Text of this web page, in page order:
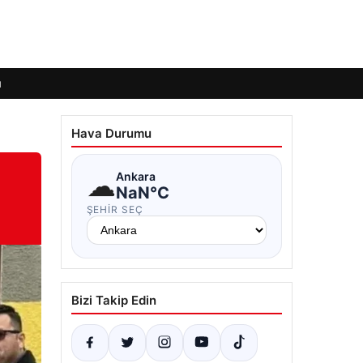
Hava Durumu
☁Ankara
NaN°C
ŞEHIR SEÇ
Bizi Takip Edin